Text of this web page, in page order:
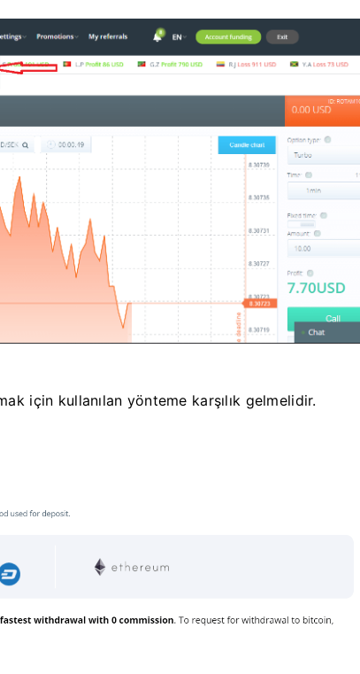
için kullanılan yönteme karşılık gelmelidir.